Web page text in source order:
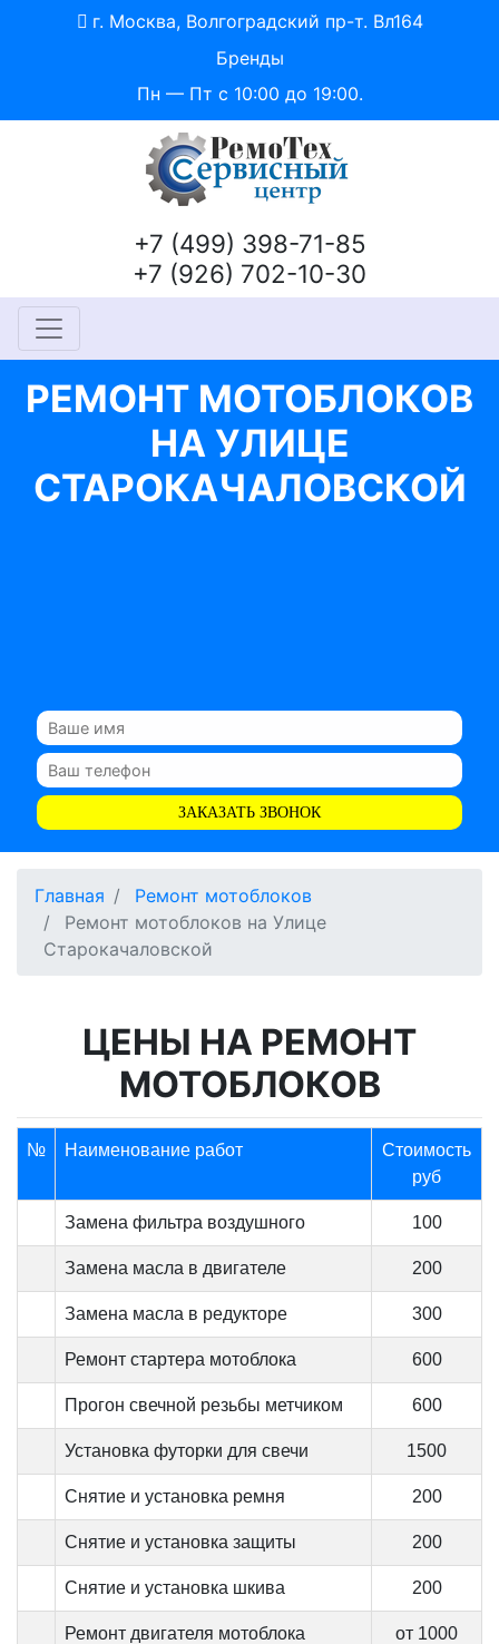
г. Москва, Волгоградский пр-т. Вл164
Бренды
Пн — Пт с 10:00 до 19:00.
+7 (499) 398-71-85
+7 (926) 702-10-30
РЕМОНТ МОТОБЛОКОВ
НА УЛИЦЕ
СТАРОКАЧАЛОВСКОЙ
ЗАКАЗАТЬ ЗВОНОК
Главная
Ремонт мотоблоков
Ремонт мотоблоков на Улице
Старокачаловской
ЦЕНЫ НА РЕМОНТ
МОТОБЛОКОВ
№ Наименование работ
Стоимость
руб
Замена фильтра воздушного 100
Замена масла в двигателе 200
Замена масла в редукторе 300
Ремонт стартера мотоблока 600
Прогон свечной резьбы метчиком 600
Установка футорки для свечи 1500
Снятие и установка ремня 200
Снятие и установка защиты 200
Снятие и установка шкива 200
Ремонт двигателя мотоблока от 1000